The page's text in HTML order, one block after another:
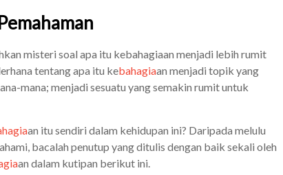
misteri soal apa itu kebahagiaan menjadi lebih rumit
tentang apa itu kebahagiaan menjadi topik yang
mana; menjadi sesuatu yang semakin rumit untuk
an itu sendiri dalam kehidupan ini? Daripada melulu
bacalah penutup yang ditulis dengan baik sekali oleh
an dalam kutipan berikut ini.